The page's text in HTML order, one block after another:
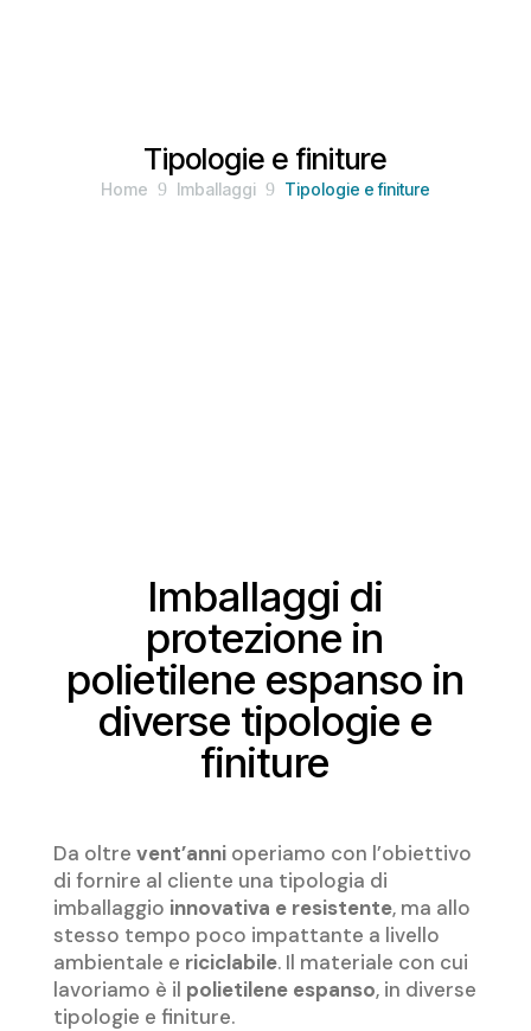
Tipologie e finiture
Home 9 Imballaggi 9 Tipologie e finiture
Imballaggi di
protezione in
polietilene espanso in
diverse tipologie e
finiture
Da oltre vent’annioperiamo con l’obiettivo
di fornire al cliente una tipologia di
imballaggio innovativa e resistente, ma allo
stesso tempo poco impattante a livello
ambientale e riciclabile. Il materiale con cui
lavoriamo è il polietilene espanso, in diverse
tipologie e finiture.